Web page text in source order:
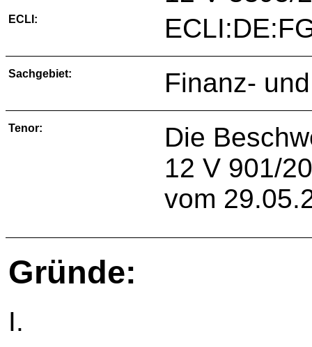
ECLI:
Sachgebiet: Finanz-
Tenor:
Die
12 V 901/
vom
Gründe:
I.